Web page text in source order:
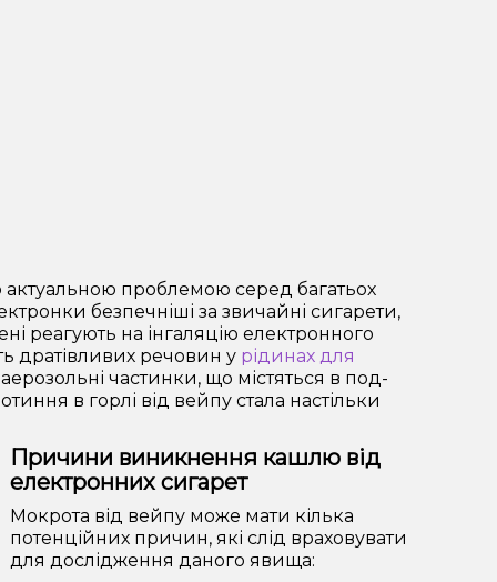
проблемою серед багатьох
безпечніші за звичайні сигарети,
реагують на інгаляцію електронного
дратівливих речовин у рідинах для
частинки, що містяться в под-
в горлі від вейпу стала настільки
Причини виникнення кашлю від
електронних сигарет
Мокрота від вейпу може мати кілька
потенційних причин, які слід враховувати
для дослідження даного явища: